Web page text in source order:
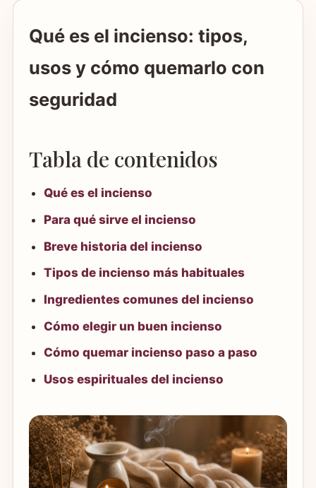
Qué es el incienso: tipos,
usos y cómo quemarlo con
seguridad
Tabla de contenidos
Qué es el incienso
Para qué sirve el incienso
Breve historia del incienso
Tipos de incienso más habituales
Ingredientes comunes del incienso
Cómo elegir un buen incienso
Cómo quemar incienso paso a paso
Usos espirituales del incienso